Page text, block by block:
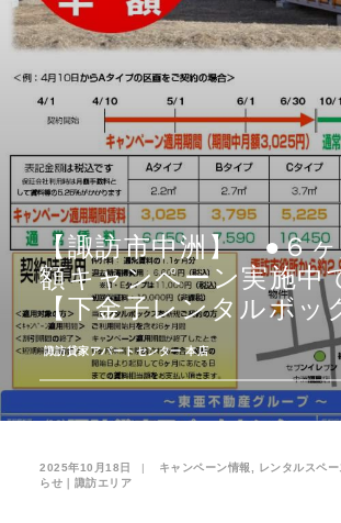
オーナー様
入居者様専用
企業情報
お問い合わせ
お気に入り
【諏訪市中洲】 ●６ヶ
額キャンペーン実施
【下金子レンタルボッ
­諏訪貸家アパートセンター 本店
2025年10月18日 | キャンペーン情報 レンタルスペ
らせ｜諏訪エリア